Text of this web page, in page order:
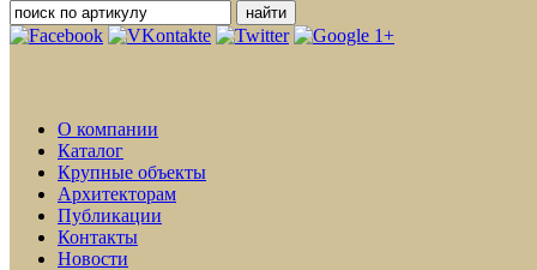
О компании
Каталог
Крупные объекты
Архитекторам
Публикации
Контакты
Новости